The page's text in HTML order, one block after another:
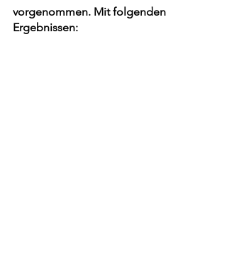
vorgenommen. Mit folgenden
Ergebnissen: